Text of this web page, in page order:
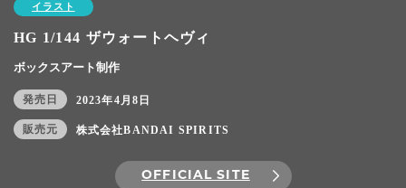
イラスト
HG 1/144 ザウォートヘヴィ
ボックスアート制作
発売日 2023年4月8日
販売元 株式会社BANDAI SPIRITS
OFFICIAL SITE